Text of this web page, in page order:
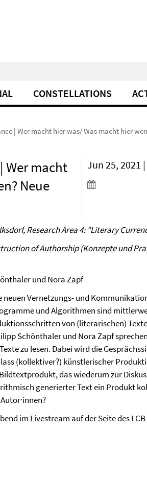
CONSTELLATIONS
| Wer macht hier was/ Was macht hier
Wer macht
Neue
Jun 25, 2021
Research Area 4: "Literary
of Authorship (Konzepte und
und Nora Zapf
Vernetzungs- und
und Algorithmen sind
von (literarischen)
Schönthaler und Nora Zapf
zu lesen. Dabei wird die
(kollektiver?) künstlerischer
das wiederum zur
generierter Text ein Produkt
im Livestream auf der Seite des